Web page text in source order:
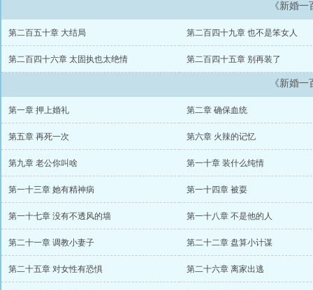
《新婚
第二百五十章 大结局 第二百四十九章 也不是笨女人
第二百四十六章 太固执也太绝情 第二百四十五章 别再装了
《新婚
第一章 押上婚礼 第二章 确保血统
第五章 再死一次 第六章 火辣的记忆
第九章 老公你叫啥 第一十章 装什么纯情
第一十三章 她有精神病 第一十四章 被耍
第一十七章 没有不透风的墙 第一十八章 不是他的人
第二十一章 调教小妻子 第二十二章 盘算小计谋
第二十五章 对女性有恐惧 第二十六章 离家出逃